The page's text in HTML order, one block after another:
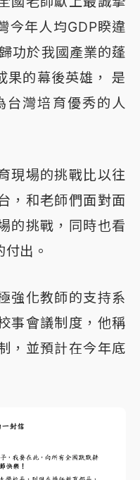
今年人均GDP睽違
功於我國產業的蓬
果的幕後英雄， 是
台灣培育優秀的人
現場的挑戰比以往
，和老師們面對面
的挑戰，同時也看
出。
強化教師的支持系
事會議制度，他稱
，並預計在今年底